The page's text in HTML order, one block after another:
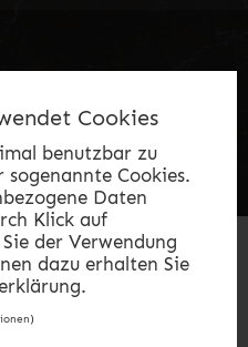
. Angebote
. Online buchen
Cookies
benutzbar zu
Cookies.
Daten
Klick auf
der Verwendung
dazu erhalten Sie